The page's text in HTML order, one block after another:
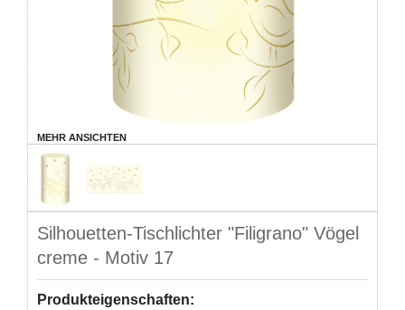
MEHR ANSICHTEN
Silhouetten-Tischlichter "Filigrano" Vögel
creme - Motiv 17
Produkteigenschaften: